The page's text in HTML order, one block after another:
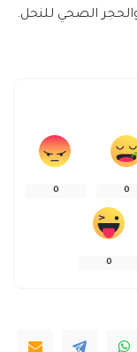
الصحي للنحل.
0
0
0